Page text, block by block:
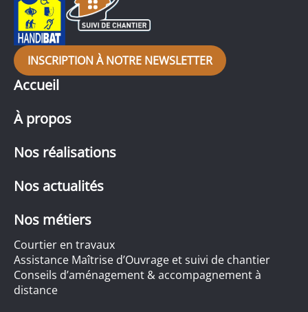
Accueil
À propos
Nos réalisations
Nos actualités
Nos métiers
Courtier en travaux
Assistance Maîtrise d’Ouvrage et suivi de chantier
Conseils d’aménagement & accompagnement à
distance
INSCRIPTION À NOTRE NEWSLETTER